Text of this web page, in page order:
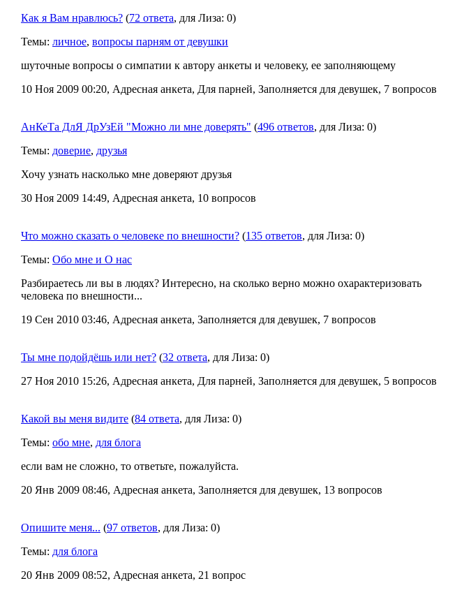
Как я Вам нравлюсь? (72 ответа, для Лиза: 0)
Темы: личное, вопросы парням от девушки
шуточные вопросы о симпатии к автору анкеты и человеку, ее заполняющему
10 Ноя 2009 00:20, Адресная анкета, Для парней, Заполняется для девушек, 7 вопросов
АнКеТа ДлЯ ДрУзЕй "Можно ли мне доверять" (496 ответов, для Лиза: 0)
Темы: доверие, друзья
Хочу узнать насколько мне доверяют друзья
30 Ноя 2009 14:49, Адресная анкета, 10 вопросов
Что можно сказать о человеке по внешности? (135 ответов, для Лиза: 0)
Темы: Обо мне и О нас
Разбираетесь ли вы в людях? Интересно, на сколько верно можно охарактеризовать
человека по внешности...
19 Сен 2010 03:46, Адресная анкета, Заполняется для девушек, 7 вопросов
Ты мне подойдёшь или нет? (32 ответа, для Лиза: 0)
27 Ноя 2010 15:26, Адресная анкета, Для парней, Заполняется для девушек, 5 вопросов
Какой вы меня видите (84 ответа, для Лиза: 0)
Темы: обо мне, для блога
если вам не сложно, то ответьте, пожалуйста.
20 Янв 2009 08:46, Адресная анкета, Заполняется для девушек, 13 вопросов
Опишите меня... (97 ответов, для Лиза: 0)
Темы: для блога
20 Янв 2009 08:52, Адресная анкета, 21 вопрос